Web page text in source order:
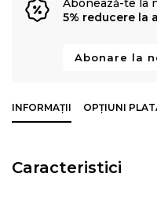
5% reducere la
Abonare la
INFORMAȚII OPȚIUNI
Caracteristici